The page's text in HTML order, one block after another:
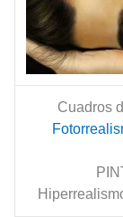
Cuadros